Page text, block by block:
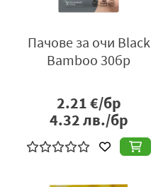
Пачове за очи Black
Bamboo 30бр
2.21€/бр
4.32лв./бр